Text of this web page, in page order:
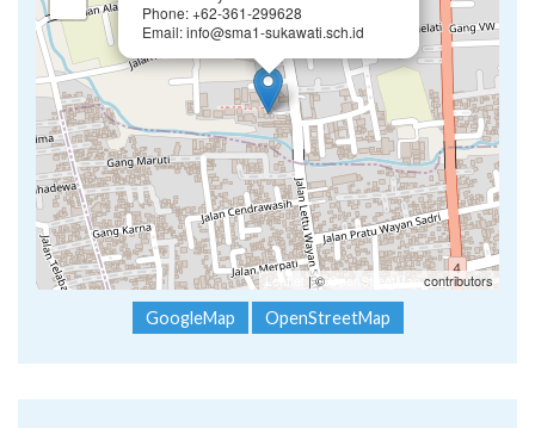
Phone: +62-361-299628
Email: info@sma1-sukawati.sch.id
Leaflet | ©OpenStreetMap contributors
GoogleMap OpenStreetMap